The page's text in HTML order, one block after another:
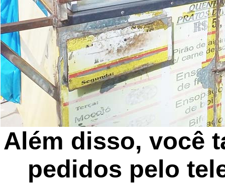
Além disso, você
pedidos pelo